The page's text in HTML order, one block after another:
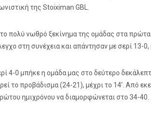
της Stoiximan GBL.
πολύ νωθρό ξεκίνημα της ομάδας στα
στη συνέχεια και απάντησαν με σερί 13-
4-0 μπήκε η ομάδα μας στο δεύτερο
το προβάδισμα (24-21), μέχρι το 14’. Από
ημιχρόνου να διαμορφώνεται στο 34-40.